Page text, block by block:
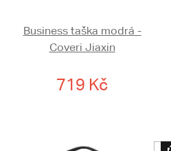
Business taška modrá -
Coveri Jiaxin
719 Kč